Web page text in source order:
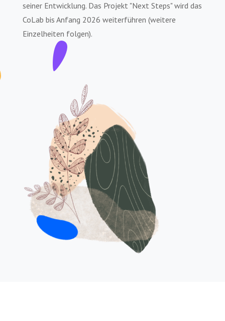
seiner Entwicklung. Das Projekt "Next Steps" wird das
CoLab bis Anfang 2026 weiterführen (weitere
Einzelheiten folgen).